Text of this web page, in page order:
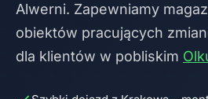
Alwerni. Zapewniamy
obiektów pracujących
dla klientów w pobliskim